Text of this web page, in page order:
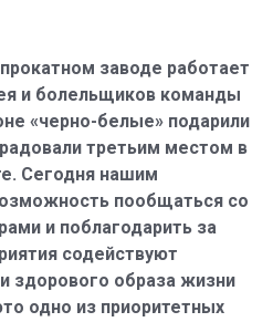
заводе работает
и болельщиков команды
«черно-белые» подарили
третьим местом в
Сегодня нашим
пообщаться со
и поблагодарить за
содействуют
здорового образа жизни
одно из приоритетных